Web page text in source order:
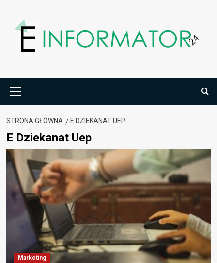
treści
główne
STRONA GŁÓWNA E DZIEKANAT UEP
E Dziekanat Uep
Marketing